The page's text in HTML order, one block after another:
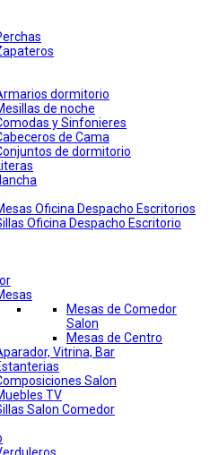
dormitorio
de noche
y Sinfonieres
de Cama
de dormitorio
Oficina Despacho Escritorios
Oficina Despacho Escritorio
Mesas de Comedor
Salon
Mesas de Centro
Vitrina, Bar
Salon
TV
Salon Comedor